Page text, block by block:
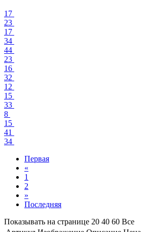
17
23
17
34
44
23
16
32
12
15
33
8
15
41
34
Первая
«
1
2
»
Последняя
Показывать на странице 20 40 60 Все